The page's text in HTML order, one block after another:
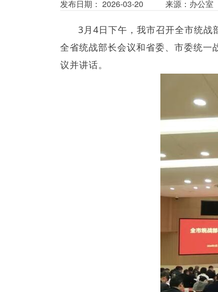
发布日期： 2026-03-20 来源：办公室
3月4日下午，我市召开全市统战
全省统战部长会议和省委、市委统一
议并讲话。